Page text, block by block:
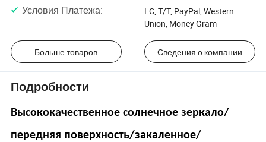
Условия Платежа:
LC, T/T, PayPal, Western
Union, Money Gram
Больше товаров Сведения о компании
Подробности
Высококачественное солнечное зеркало/
передняя поверхность/закаленное/